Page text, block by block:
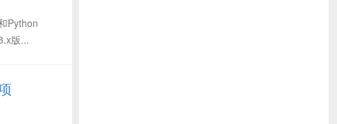
Python
版...